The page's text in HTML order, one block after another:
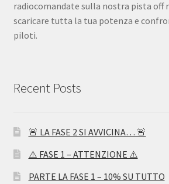
radiocomandate sulla nostra pista off
scaricare tutta la tua potenza e
piloti.
Recent Posts
🚨 LA FASE 2 SI AVVICINA… 🚨
⚠️ FASE 1 – ATTENZIONE ⚠️
PARTE LA FASE 1 – 10% SU TUTTO